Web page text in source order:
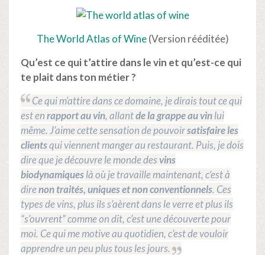
The World Atlas of Wine(Version rééditée)
Qu’est ce qui t’attire dans le vin et qu’est-ce qui
te plait dans ton métier ?
Ce qui m’attire dans ce domaine, je dirais tout ce qui
est enrapport au vin, allantde la grappe au vinlui
même. J’aime cette sensation de pouvoirsatisfaire les
clientsqui viennent manger au restaurant. Puis, je dois
dire que je découvre le monde desvins
biodynamiqueslà où je travaille maintenant, c’est à
direnon traités, uniques et non conventionnels. Ces
types de vins, plus ils s’aèrent dans le verre et plus ils
“s’ouvrent” comme on dit, c’est une découverte pour
moi. Ce qui me motive au quotidien, c’est de vouloir
apprendre un peu plus tous les jours.